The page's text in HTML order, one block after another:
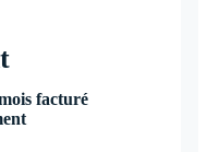
facturé